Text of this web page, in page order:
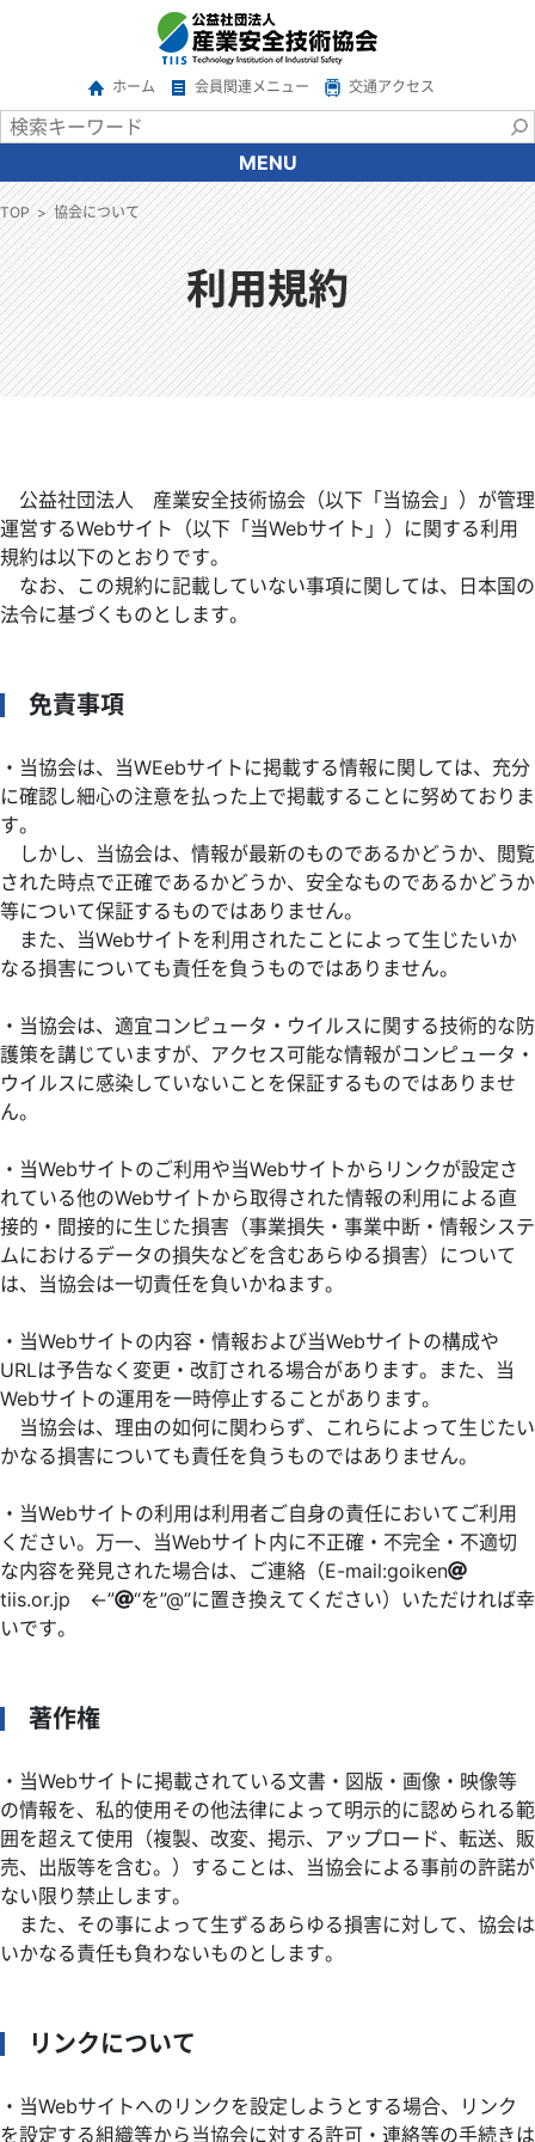
ホーム 会員関連メニュー 交通アクセス
MENU
協会について
会長あいさつ
協会の概要
沿革
情報公開
アクセス
サービス一覧
検定
IECEx
海外関連サポート
TIIS認証
講座・講習会のご案内
職員募集
物品調達
お問合せ・ご意見
TOP 協会について
利用規約
公益社団法人 産業安全技術協会（以下「当協会」）が管理
運営するWebサイト（以下「当Webサイト」）に関する利用
規約は以下のとおりです。
なお、この規約に記載していない事項に関しては、日本国の
法令に基づくものとします。
免責事項
・当協会は、当WEebサイトに掲載する情報に関しては、充分
に確認し細心の注意を払った上で掲載することに努めておりま
す。
しかし、当協会は、情報が最新のものであるかどうか、閲覧
された時点で正確であるかどうか、安全なものであるかどうか
等について保証するものではありません。
また、当Webサイトを利用されたことによって生じたいか
なる損害についても責任を負うものではありません。
・当協会は、適宜コンピュータ・ウイルスに関する技術的な防
護策を講じていますが、アクセス可能な情報がコンピュータ・
ウイルスに感染していないことを保証するものではありませ
ん。
・当Webサイトのご利用や当Webサイトからリンクが設定さ
れている他のWebサイトから取得された情報の利用による直
接的・間接的に生じた損害（事業損失・事業中断・情報システ
ムにおけるデータの損失などを含むあらゆる損害）について
は、当協会は一切責任を負いかねます。
・当Webサイトの内容・情報および当Webサイトの構成や
URLは予告なく変更・改訂される場合があります。また、当
Webサイトの運用を一時停止することがあります。
当協会は、理由の如何に関わらず、これらによって生じたい
かなる損害についても責任を負うものではありません。
・当Webサイトの利用は利用者ご自身の責任においてご利用
ください。万一、当Webサイト内に不正確・不完全・不適切
な内容を発見された場合は、ご連絡（E-mail:goiken
tiis.or.jp ←”
“を”@”に置き換えてください）いただければ幸
いです。
著作権
・当Webサイトに掲載されている文書・図版・画像・映像等
の情報を、私的使用その他法律によって明示的に認められる範
囲を超えて使用（複製、改変、掲示、アップロード、転送、販
売、出版等を含む。）することは、当協会による事前の許諾が
ない限り禁止します。
また、その事によって生ずるあらゆる損害に対して、協会は
いかなる責任も負わないものとします。
リンクについて
・当Webサイトへのリンクを設定しようとする場合、リンク
を設定する組織等から当協会に対する許可・連絡等の手続きは